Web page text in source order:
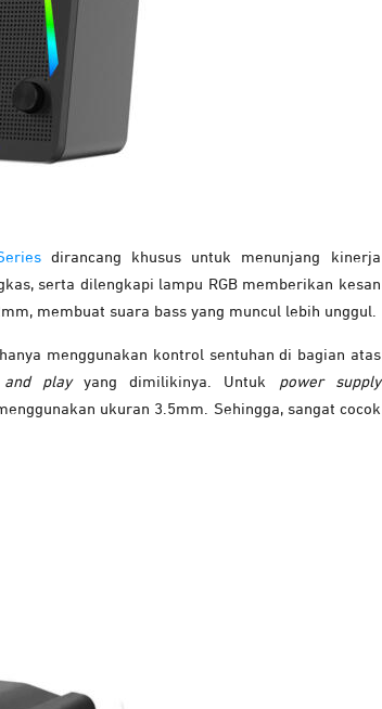
dirancang khusus untuk menunjang kinerja
serta dilengkapi lampu RGB memberikan kesan
membuat suara bass yang muncul lebih unggul.
menggunakan kontrol sentuhan di bagian atas
playyang dimilikinya. Untuk power supply
ukuran 3.5mm. Sehingga, sangat cocok